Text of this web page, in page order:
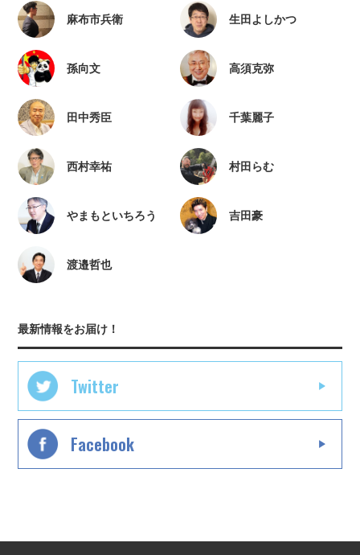
麻布市兵衛 生田よしかつ
孫向文 高須克弥
田中秀臣 千葉麗子
西村幸祐 村田らむ
やまもといちろう 吉田豪
渡邉哲也
最新情報をお届け！
Twitter
Facebook